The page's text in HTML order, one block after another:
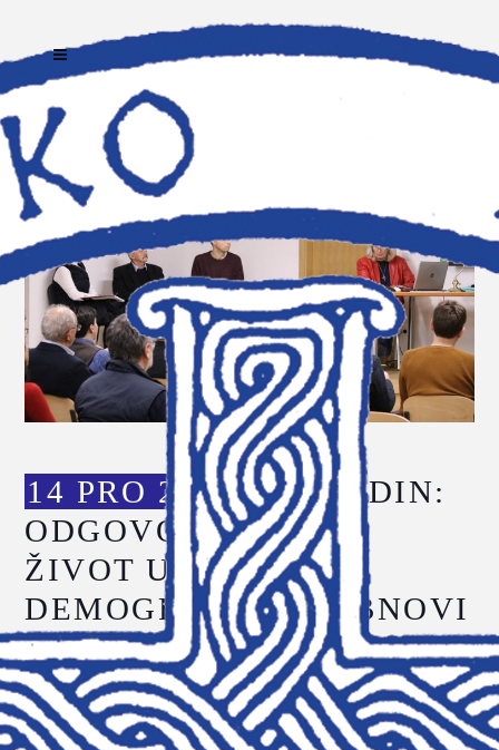
14 PRO 2023VARAŽDIN:
ODGOVORNOST ZA
ŽIVOT U
DEMOGRAFSKOJ OBNOVI
HRVATSKE